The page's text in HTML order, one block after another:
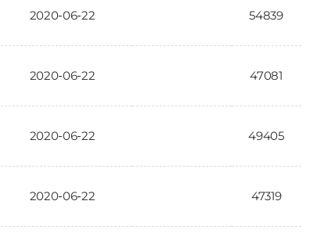
2020-06-22 54839
2020-06-22 47081
2020-06-22 49405
2020-06-22 47319